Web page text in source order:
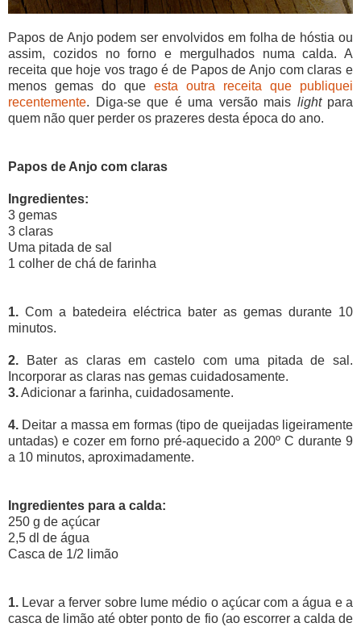
Papos de Anjo podem ser envolvidos em folha de hóstia ou
assim, cozidos no forno e mergulhados numa calda. A
receita que hoje vos trago é de Papos de Anjo com claras e
menos gemas do que esta outra receita que publiquei
recentemente. Diga-se que é uma versão mais lightpara
quem não quer perder os prazeres desta época do ano.
Papos de Anjo com claras
Ingredientes:
3 gemas
3 claras
Uma pitada de sal
1 colher de chá de farinha
1. Com a batedeira eléctrica bater as gemas durante 10
minutos.
2. Bater as claras em castelo com uma pitada de sal.
Incorporar as claras nas gemas cuidadosamente.
3.Adicionar a farinha, cuidadosamente.
4. Deitar a massa em formas (tipo de queijadas ligeiramente
untadas) e cozer em forno pré-aquecido a 200º C durante 9
a 10 minutos, aproximadamente.
Ingredientes para a calda:
250 g de açúcar
2,5 dl de água
Casca de 1/2 limão
1. Levar a ferver sobre lume médio o açúcar com a água e a
casca de limão até obter ponto de fio (ao escorrer a calda de